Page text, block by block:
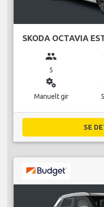
SKODA OCTAVIA
group
5
miscellaneous_services
Manuelt gir
SE